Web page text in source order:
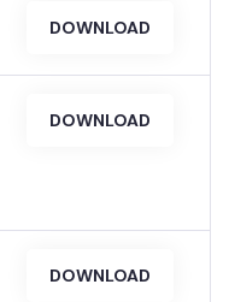
DOWNLOAD
DOWNLOAD
DOWNLOAD